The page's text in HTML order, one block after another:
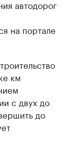
автодорог
на портале
км
с двух до
до